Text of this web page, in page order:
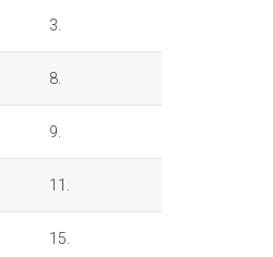
3.
8.
9.
11.
15.